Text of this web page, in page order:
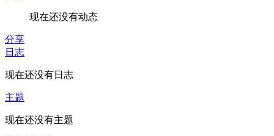
现在还没有动态
分享
日志
现在还没有日志
主题
现在还没有主题